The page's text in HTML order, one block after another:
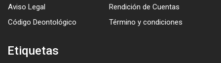
Aviso Legal
Rendición de Cuentas
Código Deontológico
Término y condiciones
Etiquetas